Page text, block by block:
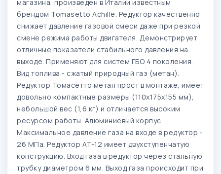
магазина, произведен в Италии известным
брендом Tomasetto Achille. Редуктор качественно
снижает давление газовой смеси даже при резкой
смене режима работы двигателя. Демонстрирует
отличные показатели стабильного давления на
выходе. Применяют для систем ГБО 4 поколения.
Вид топлива - сжатый природный газ (метан).
Редуктор Томасетто метан прост в монтаже, имеет
довольно компактные размеры (110х175х155 мм),
небольшой вес (1,6 кг) и отличается высоким
ресурсом работы. Алюминиевый корпус.
Максимальное давление газа на входе в редуктор -
26 МПа. Редуктор AT-12 имеет двухступенчатую
конструкцию. Вход газа в редуктор через стальную
трубку диаметром 6 мм. Выход газа происходит при